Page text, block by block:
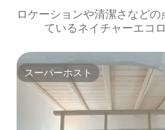
ロケーションや清潔さなど
ているネイチャーエコ
スーパーホスト
スーパーホスト